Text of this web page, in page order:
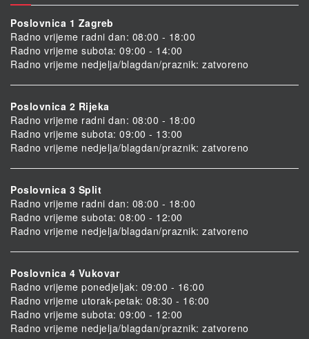
Poslovnica 1 Zagreb
Radno vrijeme radni dan: 08:00 - 18:00
Radno vrijeme subota: 09:00 - 14:00
Radno vrijeme nedjelja/blagdan/praznik: zatvoreno
Poslovnica 2 Rijeka
Radno vrijeme radni dan: 08:00 - 18:00
Radno vrijeme subota: 09:00 - 13:00
Radno vrijeme nedjelja/blagdan/praznik: zatvoreno
Poslovnica 3 Split
Radno vrijeme radni dan: 08:00 - 18:00
Radno vrijeme subota: 08:00 - 12:00
Radno vrijeme nedjelja/blagdan/praznik: zatvoreno
Poslovnica 4 Vukovar
Radno vrijeme ponedjeljak: 09:00 - 16:00
Radno vrijeme utorak-petak: 08:30 - 16:00
Radno vrijeme subota: 09:00 - 12:00
Radno vrijeme nedjelja/blagdan/praznik: zatvoreno